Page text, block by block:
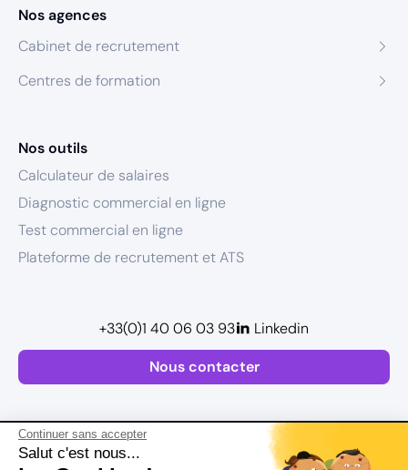
Continuer sans accepter
Salut c'est nous...
Nos agences
Cabinet de recrutement
Centres de formation
Nos outils
Calculateur de salaires
Diagnostic commercial en ligne
Test commercial en ligne
Plateforme de recrutement et ATS
Nous contacter
+33(0)1 40 06 03 93 Linkedin